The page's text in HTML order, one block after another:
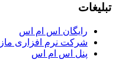
تبلیغات
رایگان اس ام اس
شرکت نرم افزاری
پنل اس ام اس